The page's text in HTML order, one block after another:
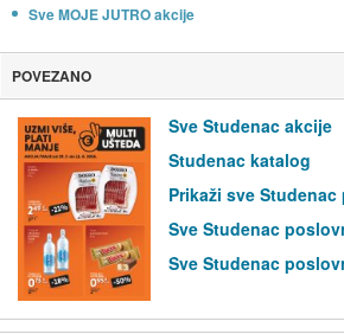
Sve MOJE JUTRO akcije
POVEZANO
Sve Studenac akcije
Studenac katalog
Prikaži sve
Sve Studenac
Sve Studenac